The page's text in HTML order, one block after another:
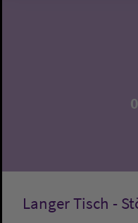
Langer Tisch -